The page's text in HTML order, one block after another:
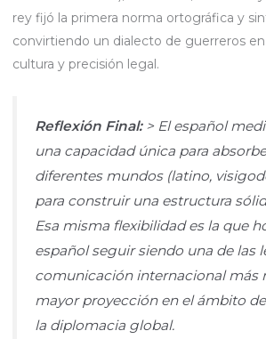
rey fijó la primera norma ortográfica y
convirtiendo un dialecto de guerreros
cultura y precisión legal.
Reflexión Final:> El español
una capacidad única para
diferentes mundos (latino,
para construir una estructura
Esa misma flexibilidad es la que
español seguir siendo una de las
comunicación internacional más
mayor proyección en el ámbito
la diplomacia global.